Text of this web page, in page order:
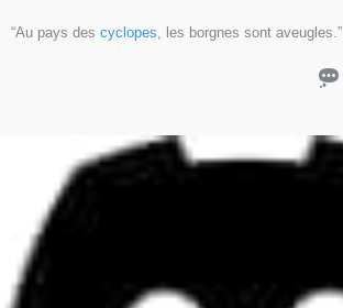
“Au pays des cyclopes, les borgnes sont aveugles.”